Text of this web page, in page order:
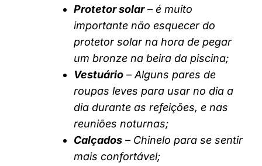
Protetor solar– é muito
importante não esquecer do
protetor solar na hora de pegar
um bronze na beira da piscina;
Vestuário – Alguns pares de
roupas leves para usar no dia a
dia durante as refeições, e nas
reuniões noturnas;
Calçados – Chinelo para se sentir
mais confortável;